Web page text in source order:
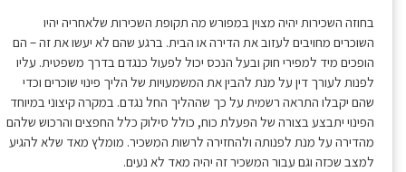
בחוזה השכירות יהיה מצוין במפורש מה תקופת השכירות שלאחריה יהיו
השוכרים מחויבים לעזוב את הדירה או הבית. ברגע שהם לא יעשו את זה – הם
הופכים מיד למפירי חוק ובעל הנכס יכול לפעול כנגדם בדרך משפטית. עליו
לפנות לעורך דין על מנת להבין את המשמעויות של הליך פינוי שוכרים וכדי
שהם יקבלו התראה רשמית על כך שההליך החל נגדם. במקרה קיצוני במיוחד
הפינוי יתבצע בצורה של הפעלת כוח, כולל סילוק כלל החפצים והרכוש שלהם
מהדירה על מנת לפנותה ולהחזירה לרשות המשכיר. מומלץ מאד שלא להגיע
למצב שכזה וגם עבור המשכיר זה יהיה מאד לא נעים.